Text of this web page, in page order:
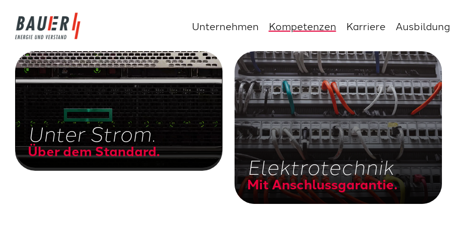
Unternehmen Kompetenzen Karriere Ausbildung
Unter Strom.
Über dem Standard.
Elektrotechnik
Mit Anschlussgarantie.